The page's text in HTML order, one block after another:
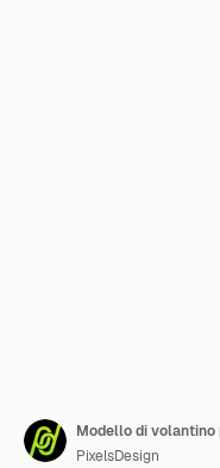
Modello di
PixelsDesign